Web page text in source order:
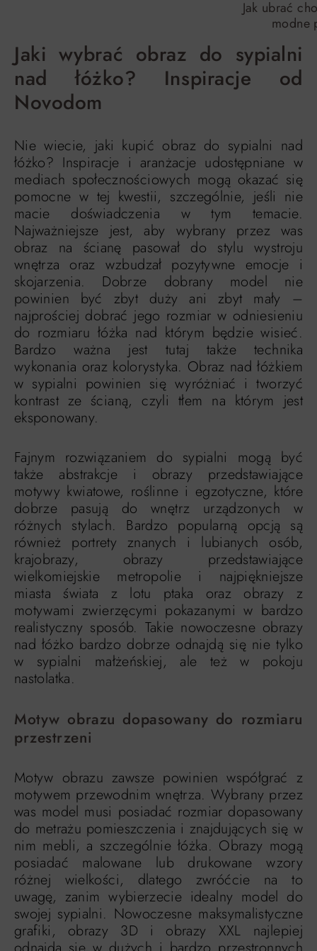
Jak ubrać
modne
Jaki wybrać obraz do sypialni
nad łóżko? Inspiracje od
Novodom
Nie wiecie, jaki kupić obraz do sypialni nad
łóżko? Inspiracje i aranżacje udostępniane w
mediach społecznościowych mogą okazać się
pomocne w tej kwestii, szczególnie, jeśli nie
macie doświadczenia w tym temacie.
Najważniejsze jest, aby wybrany przez was
obraz na ścianę pasował do stylu wystroju
wnętrza oraz wzbudzał pozytywne emocje i
skojarzenia. Dobrze dobrany model nie
powinien być zbyt duży ani zbyt mały –
najprościej dobrać jego rozmiar w odniesieniu
do rozmiaru łóżka nad którym będzie wisieć.
Bardzo ważna jest tutaj także technika
wykonania oraz kolorystyka. Obraz nad łóżkiem
w sypialni powinien się wyróżniać i tworzyć
kontrast ze ścianą, czyli tłem na którym jest
eksponowany.
Fajnym rozwiązaniem do sypialni mogą być
także abstrakcje i obrazy przedstawiające
motywy kwiatowe, roślinne i egzotyczne, które
dobrze pasują do wnętrz urządzonych w
różnych stylach. Bardzo popularną opcją są
również portrety znanych i lubianych osób,
krajobrazy, obrazy przedstawiające
wielkomiejskie metropolie i najpiękniejsze
miasta świata z lotu ptaka oraz obrazy z
motywami zwierzęcymi pokazanymi w bardzo
realistyczny sposób. Takie nowoczesne obrazy
nad łóżko bardzo dobrze odnajdą się nie tylko
w sypialni małżeńskiej, ale też w pokoju
nastolatka.
Motyw obrazu dopasowany do rozmiaru
przestrzeni
Motyw obrazu zawsze powinien współgrać z
motywem przewodnim wnętrza. Wybrany przez
was model musi posiadać rozmiar dopasowany
do metrażu pomieszczenia i znajdujących się w
nim mebli, a szczególnie łóżka. Obrazy mogą
posiadać malowane lub drukowane wzory
różnej wielkości, dlatego zwróćcie na to
uwagę, zanim wybierzecie idealny model do
swojej sypialni. Nowoczesne maksymalistyczne
grafiki, obrazy 3D i obrazy XXL najlepiej